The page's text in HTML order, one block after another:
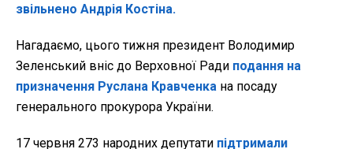
звільнено Андрія Костіна.
Нагадаємо, цього тижня президент Володимир
Зеленський вніс до Верховної Ради подання на
призначення Руслана Кравченка на посаду
генерального прокурора України.
17 червня 273 народних депутати підтримали